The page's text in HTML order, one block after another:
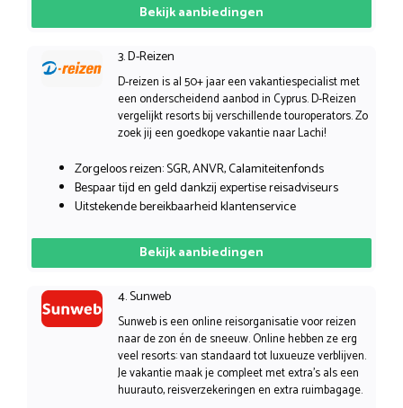
Bekijk aanbiedingen
3. D-Reizen
D-reizen is al 50+ jaar een vakantiespecialist met
een onderscheidend aanbod in Cyprus. D-Reizen
vergelijkt resorts bij verschillende touroperators. Zo
zoek jij een goedkope vakantie naar Lachi!
Zorgeloos reizen: SGR, ANVR, Calamiteitenfonds
Bespaar tijd en geld dankzij expertise reisadviseurs
Uitstekende bereikbaarheid klantenservice
Bekijk aanbiedingen
4. Sunweb
Sunweb is een online reisorganisatie voor reizen
naar de zon én de sneeuw. Online hebben ze erg
veel resorts: van standaard tot luxueuze verblijven.
Je vakantie maak je compleet met extra’s als een
huurauto, reisverzekeringen en extra ruimbagage.